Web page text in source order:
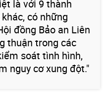
là với 9 thành
có những
đồng Bảo an Liên
thuận trong các
soát tình hình,
nguy cơ xung đột."